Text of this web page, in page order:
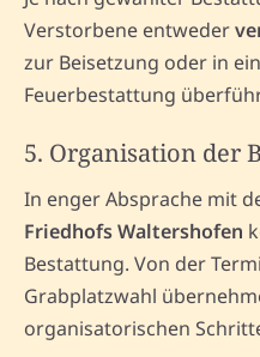
Verstorbene entweder
zur Beisetzung oder in
Feuerbestattung
5. Organisation der
In enger Absprache mit
Friedhofs Waltershofen
Bestattung. Von der
Grabplatzwahl
organisatorischen